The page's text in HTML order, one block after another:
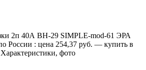
2п 40А ВН-29 SIMPLE-mod-61 ЭРА
России : цена 254,37 руб. — купить в
фото